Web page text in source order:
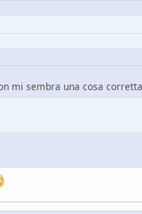
mi sembra una cosa